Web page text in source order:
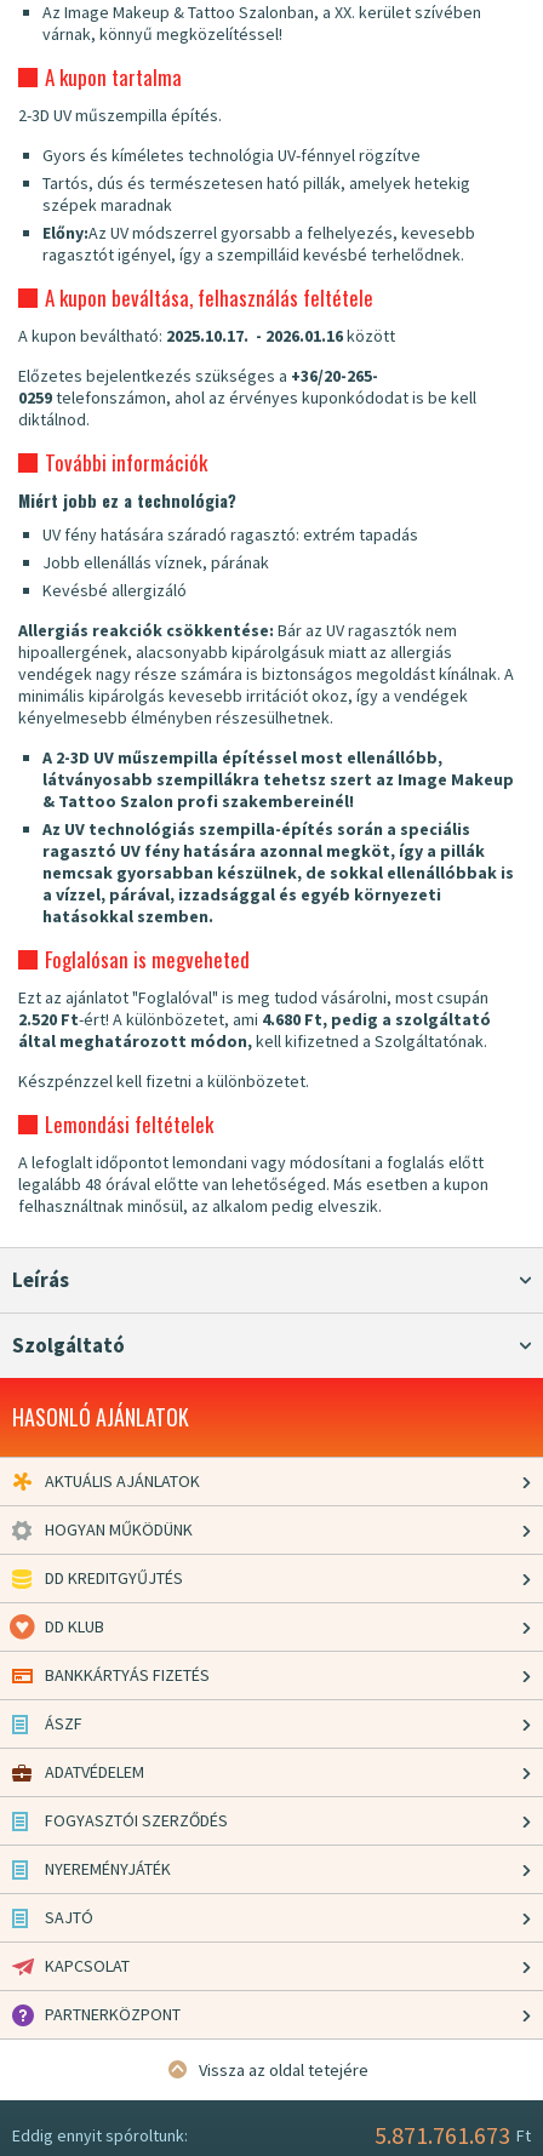
Az Image Makeup & Tattoo Szalonban, a XX. kerület szívében
várnak, könnyű megközelítéssel!
A kupon tartalma
2-3D UV műszempilla építés.
Gyors és kíméletes technológia UV-fénnyel rögzítve
Tartós, dús és természetesen ható pillák, amelyek hetekig
szépek maradnak
Előny:Az UV módszerrel gyorsabb a felhelyezés, kevesebb
ragasztót igényel, így a szempilláid kevésbé terhelődnek.
A kupon beváltása, felhasználás feltétele
A kupon beváltható: 2025.10.17. - 2026.01.16között
Előzetes bejelentkezés szükséges a +36/20-265-
0259telefonszámon, ahol az érvényes kuponkódodat is be kell
diktálnod.
További információk
Miért jobb ez a technológia?
UV fény hatására száradó ragasztó: extrém tapadás
Jobb ellenállás víznek, párának
Kevésbé allergizáló
Allergiás reakciók csökkentése: Bár az UV ragasztók nem
hipoallergének, alacsonyabb kipárolgásuk miatt az allergiás
vendégek nagy része számára is biztonságos megoldást kínálnak. A
minimális kipárolgás kevesebb irritációt okoz, így a vendégek
kényelmesebb élményben részesülhetnek.
A 2-3D UV műszempilla építéssel most ellenállóbb,
látványosabb szempillákra tehetsz szert az Image Makeup
& Tattoo Szalon profi szakembereinél!
Az UV technológiás szempilla-építés során a speciális
ragasztó UV fény hatására azonnal megköt, így a pillák
nemcsak gyorsabban készülnek, de sokkal ellenállóbbak is
a vízzel, párával, izzadsággal és egyéb környezeti
hatásokkal szemben.
Foglalósan is megveheted
Ezt az ajánlatot "Foglalóval" is meg tudod vásárolni, most csupán
2.520 Ft-ért! A különbözetet, ami 4.680 Ft, pedig a szolgáltató
által meghatározott módon,kell kifizetned a Szolgáltatónak.
Készpénzzel kell fizetni a különbözetet.
Lemondási feltételek
A lefoglalt időpontot lemondani vagy módosítani a foglalás előtt
legalább 48 órával előtte van lehetőséged. Más esetben a kupon
felhasználtnak minősül, az alkalom pedig elveszik.
Leírás
Szolgáltató
HASONLÓ AJÁNLATOK
AKTUÁLIS AJÁNLATOK
HOGYAN MŰKÖDÜNK
DD KREDITGYŰJTÉS
DD KLUB
BANKKÁRTYÁS FIZETÉS
ÁSZF
ADATVÉDELEM
FOGYASZTÓI SZERZŐDÉS
NYEREMÉNYJÁTÉK
SAJTÓ
KAPCSOLAT
PARTNERKÖZPONT
Vissza az oldal tetejére
Eddig ennyit spóroltunk: 5.871.761.673 Ft